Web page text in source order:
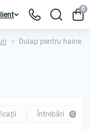
0
Dulap pentru haine
Întrebări 0